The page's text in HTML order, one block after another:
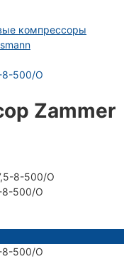
компрессоры
8-500/O
Zammer
8-500/O
8-500/O